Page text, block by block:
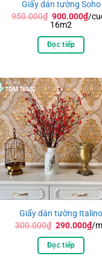
Giấy dán tường Soho
950.000₫ Giá
gốc
950.000₫.
900.000₫Giá
/
16m2
Đọc tiếp
Giấy dán tường Italino
300.000₫ Giá
là:
300.000₫.
290.000₫
hiện
/
Đọc tiếp